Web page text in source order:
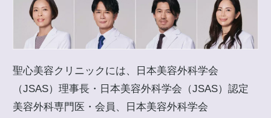
聖心美容クリニックには、日本美容外科学会
（JSAS）理事長・日本美容外科学会（JSAS）認定
美容外科専門医・会員、日本美容外科学会